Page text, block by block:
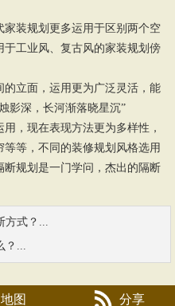
装规划更多运用于区别两个空
工业风、复古风的家装规划傍
立面，运用更为广泛灵活，能
影深，长河渐落晓星沉”
，现在表现方法更为多样性，
等，不同的装修规划风格选用
规划是一门学问，杰出的隔断
方式？...
？...
地图 分享